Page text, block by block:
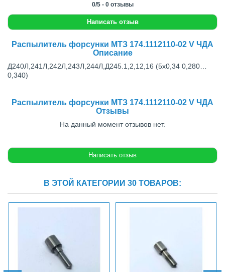
0/5- 0отзывы
Написать отзыв
Распылитель форсунки МТЗ 174.1112110-02 V ЧДА
Описание
Д240Л,241Л,242Л,243Л,244Л,Д245.1,2,12,16 (5х0,34 0,280…
0,340)
Распылитель форсунки МТЗ 174.1112110-02 V ЧДА
Отзывы
На данный момент отзывов нет.
В ЭТОЙ КАТЕГОРИИ 30 ТОВАРОВ: